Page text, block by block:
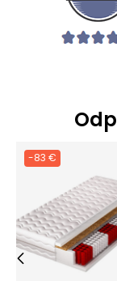
-83 €